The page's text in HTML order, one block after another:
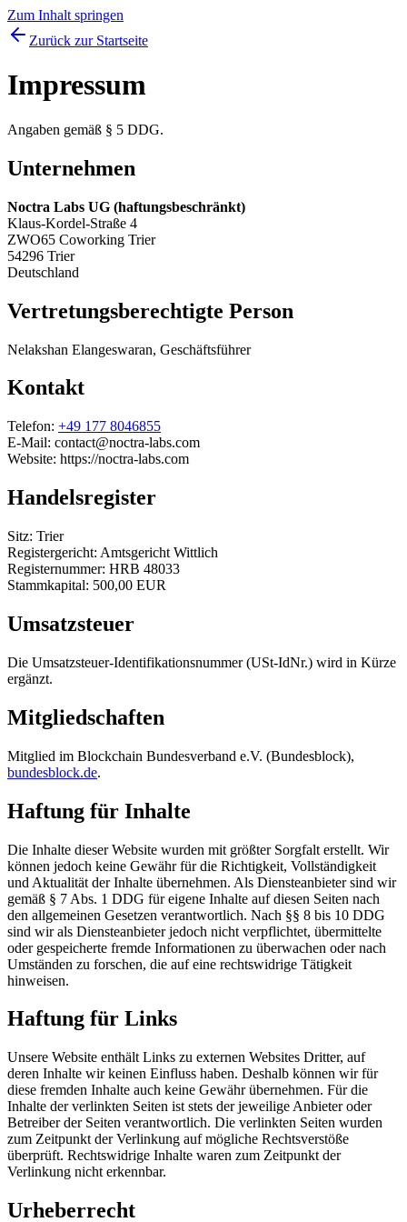
Zum Inhalt springen
Zurück zur Startseite
Impressum
Angaben gemäß § 5 DDG.
Unternehmen
Noctra Labs UG (haftungsbeschränkt)
Klaus-Kordel-Straße 4
ZWO65 Coworking Trier
54296 Trier
Deutschland
Vertretungsberechtigte Person
Nelakshan Elangeswaran, Geschäftsführer
Kontakt
Telefon: +49 177 8046855
E-Mail: contact@noctra-labs.com
Website: https://noctra-labs.com
Handelsregister
Sitz: Trier
Registergericht: Amtsgericht Wittlich
Registernummer: HRB 48033
Stammkapital: 500,00 EUR
Umsatzsteuer
Die Umsatzsteuer-Identifikationsnummer (USt-IdNr.) wird in Kürze
ergänzt.
Mitgliedschaften
Mitglied im Blockchain Bundesverband e.V. (Bundesblock),
bundesblock.de.
Haftung für Inhalte
Die Inhalte dieser Website wurden mit größter Sorgfalt erstellt. Wir
können jedoch keine Gewähr für die Richtigkeit, Vollständigkeit
und Aktualität der Inhalte übernehmen. Als Diensteanbieter sind wir
gemäß § 7 Abs. 1 DDG für eigene Inhalte auf diesen Seiten nach
den allgemeinen Gesetzen verantwortlich. Nach §§ 8 bis 10 DDG
sind wir als Diensteanbieter jedoch nicht verpflichtet, übermittelte
oder gespeicherte fremde Informationen zu überwachen oder nach
Umständen zu forschen, die auf eine rechtswidrige Tätigkeit
hinweisen.
Haftung für Links
Unsere Website enthält Links zu externen Websites Dritter, auf
deren Inhalte wir keinen Einfluss haben. Deshalb können wir für
diese fremden Inhalte auch keine Gewähr übernehmen. Für die
Inhalte der verlinkten Seiten ist stets der jeweilige Anbieter oder
Betreiber der Seiten verantwortlich. Die verlinkten Seiten wurden
zum Zeitpunkt der Verlinkung auf mögliche Rechtsverstöße
überprüft. Rechtswidrige Inhalte waren zum Zeitpunkt der
Verlinkung nicht erkennbar.
Urheberrecht